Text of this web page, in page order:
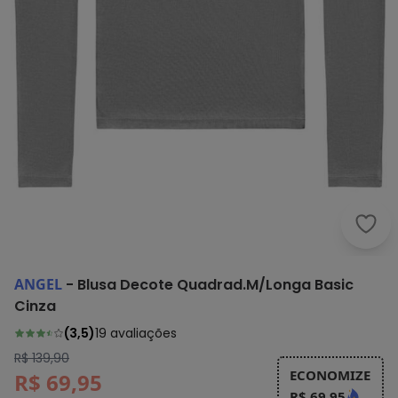
ANGEL - Blusa Decote Quadrad.M/Longa Basic
Cinza
(3,5)19 avaliações
R$ 139,90
R$ 69,95
ECONOMIZE